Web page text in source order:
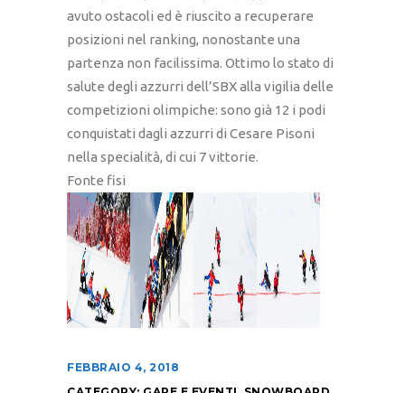
avuto ostacoli ed è riuscito a recuperare
posizioni nel ranking, nonostante una
partenza non facilissima. Ottimo lo stato di
salute degli azzurri dell’SBX alla vigilia delle
competizioni olimpiche: sono già 12 i podi
conquistati dagli azzurri di Cesare Pisoni
nella specialità, di cui 7 vittorie.
Fonte fisi
FEBBRAIO 4, 2018